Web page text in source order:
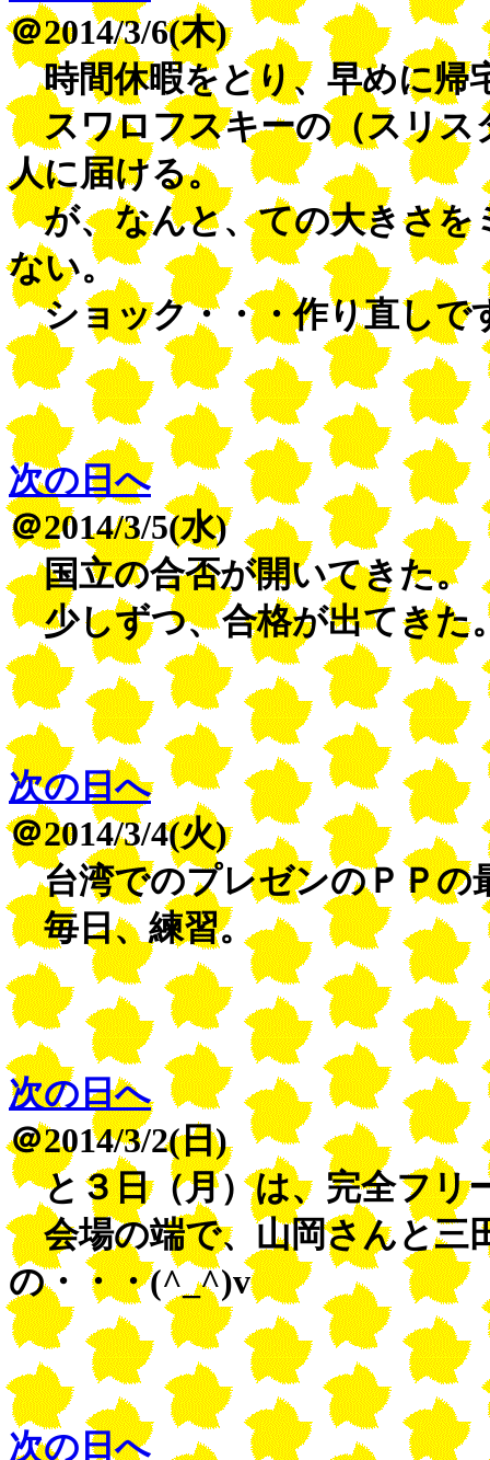
＠2014/3/6(木)
時間休暇をとり、早めに帰
スワロフスキーの（スリス
人に届ける。
が、なんと、ての大きさを
ない。
ショック・・・作り直しで
次の日へ
＠2014/3/5(水)
国立の合否が開いてきた。
少しずつ、合格が出てきた
次の日へ
＠2014/3/4(火)
台湾でのプレゼンのＰＰの
毎日、練習。
次の日へ
＠2014/3/2(日)
と３日（月）は、完全フリ
会場の端で、山岡さんと三
の・・・(^_^)v
次の日へ